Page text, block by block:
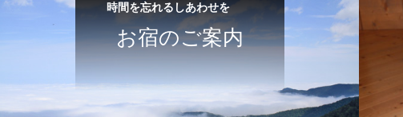
時間を忘れるしあわせを
お宿のご案内